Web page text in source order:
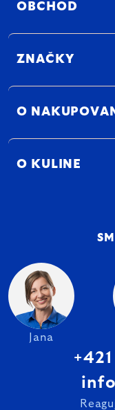
OBCHOD
ZNAČKY
O
O KULINE
Jana